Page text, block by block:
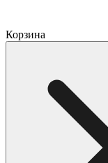
Корзина